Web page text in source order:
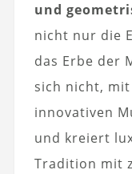
und
nicht nur die
das Erbe der
sich nicht,
innovativen
und kreiert
Tradition mit